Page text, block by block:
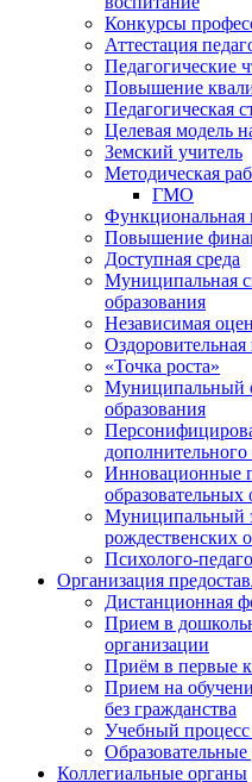
Конкурсы
Аттестация
Педагогические
Повышение
Педагогическая
Целевая модель
Земский учитель
Методическая
ГМО
Функциональная
Повышение
Доступная среда
Муниципальная
образования
Независимая
«Точка роста»
Муниципальный
образования
дополнительного
Инновационные
образовательных
Муниципальный
рождественских
Психолого-
Организация
Дистанционная
Прием в
организации
Приём в первые
Прием на
без гражданства
Учебный
Коллегиальные органы